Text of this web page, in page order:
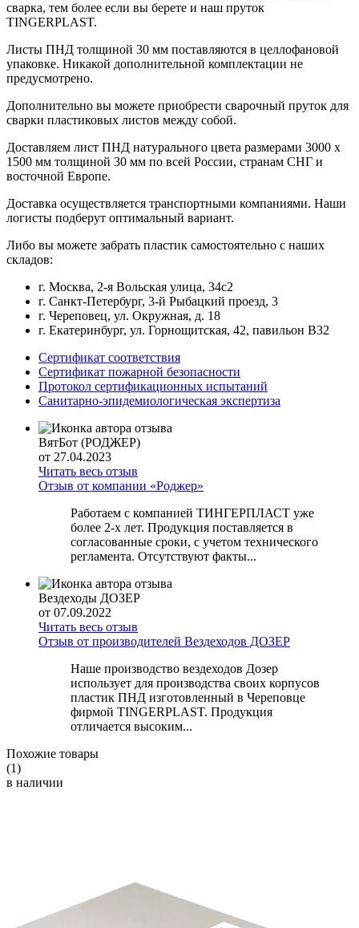
сварка, тем более если вы берете и наш пруток
TINGERPLAST.
Листы ПНД толщиной 30 мм поставляются в целлофановой
упаковке. Никакой дополнительной комплектации не
предусмотрено.
Дополнительно вы можете приобрести сварочный пруток для
сварки пластиковых листов между собой.
Доставляем лист ПНД натурального цвета размерами 3000 x
1500 мм толщиной 30 мм по всей России, странам СНГ и
восточной Европе.
Доставка осуществляется транспортными компаниями. Наши
логисты подберут оптимальный вариант.
Либо вы можете забрать пластик самостоятельно с наших
складов:
г. Москва, 2-я Вольская улица, 34с2
г. Санкт-Петербург, 3-й Рыбацкий проезд, 3
г. Череповец, ул. Окружная, д. 18
г. Екатеринбург, ул. Горнощитская, 42, павильон В32
Сертификат соответствия
Сертификат пожарной безопасности
Протокол сертификационных испытаний
Санитарно-эпидемиологическая экспертиза
ВятБот (РОДЖЕР)
от 27.04.2023
Читать весь отзыв
Отзыв от компании «Роджер»
Работаем с компанией ТИНГЕРПЛАСТ уже
более 2-х лет. Продукция поставляется в
согласованные сроки, с учетом технического
регламента. Отсутствуют факты...
Вездеходы ДОЗЕР
от 07.09.2022
Читать весь отзыв
Отзыв от производителей Вездеходов ДОЗЕР
Наше производство вездеходов Дозер
использует для производства своих корпусов
пластик ПНД изготовленный в Череповце
фирмой TINGERPLAST. Продукция
отличается высоким...
Похожие товары
(1)
в наличии